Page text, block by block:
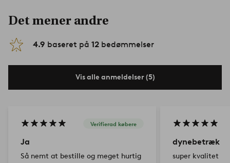
Det mener andre
4.9 baseret på 12 bedømmelser
Vis alle anmeldelser (5)
Verifierad købere
Ja
Så nemt at bestille og meget hurtig
dynebetræk
super kvalitet